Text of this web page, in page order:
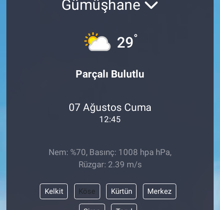
Gümüşhane
29°
Parçalı Bulutlu
07 Ağustos Cuma
12:45
Nem: %70, Basınç: 1008 hpa hPa,
Rüzgar: 2.39 m/s
Kelkit Köse Kürtün Merkez